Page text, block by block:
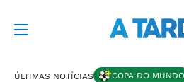
ÚLTIMAS NOTÍCIAS COPA DO MUNDO